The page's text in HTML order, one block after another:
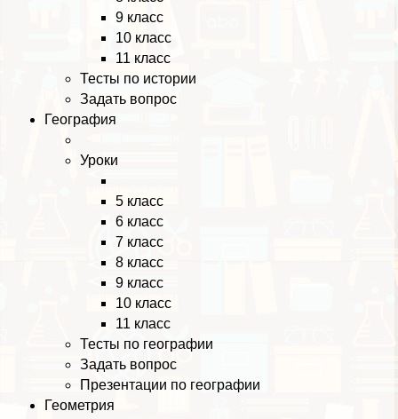
9 класс
10 класс
11 класс
Тесты по истории
Задать вопрос
География
Уроки
5 класс
6 класс
7 класс
8 класс
9 класс
10 класс
11 класс
Тесты по географии
Задать вопрос
Презентации по географии
Геометрия